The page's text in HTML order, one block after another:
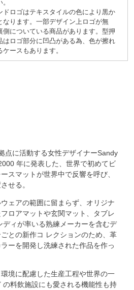
ドロゴはテキスタイルの色により黒か
なります。一部デザイン上ロゴが無
側についている商品があります。型押
はロゴ部分に凹凸がある為、色が擦れ
ケースもあります。
点に活動する女性デザイナーSandy
年に発表した、 世界で初めてビ
スマットが世界中で反響を呼び、
せる。
ェアの範囲に留まらず、オリジナ
ロアマットや玄関マット、タブレ
ディが率いる熟練メーカーを含むデ
との新作コ レクションのため、革
ーを開発し洗練された作品を作っ
環境に配慮した生産工程や世界の一
料飲施設にも愛される機能性も持